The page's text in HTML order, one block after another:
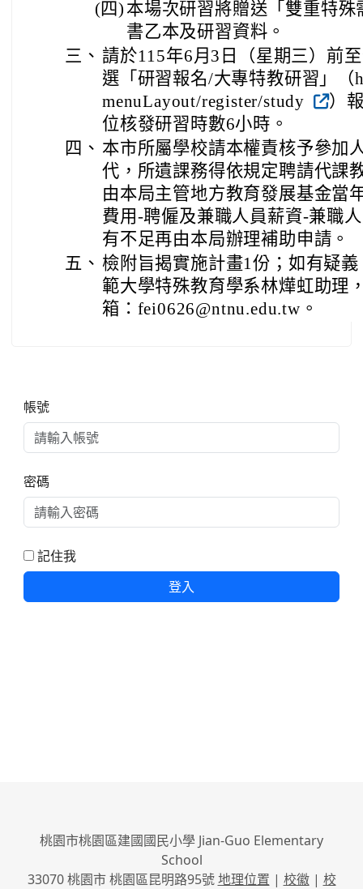
(四) 本場次研習將贈送「雙重特
書乙本及研習資料。
三、 請於115年6月3日（星期三）前
選「研習報名/大專特教研習」（
menuLayout/register/study
）
位核發研習時數6小時。
四、 本市所屬學校請本權責核予參加
代，所遺課務得依規定聘請代課
由本局主管地方教育發展基金當
費用-聘僱及兼職人員薪資-兼職
有不足再由本局辦理補助申請。
五、 檢附旨揭實施計畫1份；如有疑
範大學特殊教育學系林燁虹助理
箱：fei0626@ntnu.edu.tw。
帳號
密碼
記住我
登入
桃園市桃園區建國國民小學 Jian-Guo Elementary
School
33070 桃園市 桃園區昆明路95號地理位置 | 校徽| 校